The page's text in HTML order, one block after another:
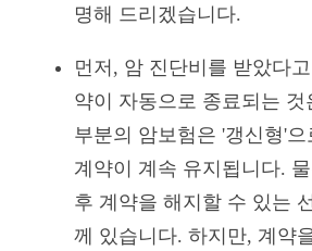
명해 드리겠습니다.
먼저, 암 진단비를 받았다
약이 자동으로 종료되는 것
부분의 암보험은 '갱신형'
계약이 계속 유지됩니다.
후 계약을 해지할 수 있는
께 있습니다. 하지만, 계약